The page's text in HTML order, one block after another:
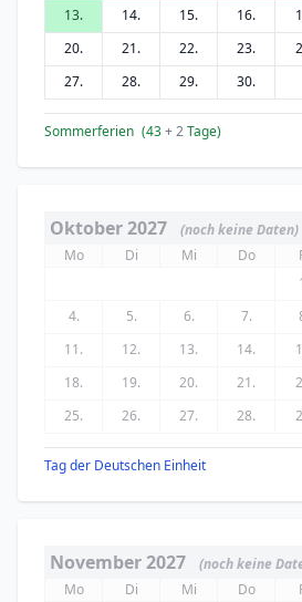
13.
14. 15. 16.
20.
21. 22. 23.
27.
28. 29. 30.
Sommerferien (43+ 2Tage)
Oktober 2027
(noch keine Daten)
Mo
Di Mi Do
4.
5. 6. 7.
11.
12. 13. 14.
18.
19. 20. 21.
25.
26. 27. 28.
Tag der Deutschen Einheit
November 2027
(noch keine
Mo
Di Mi Do